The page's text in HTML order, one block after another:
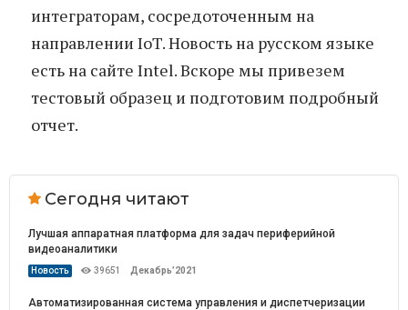
интеграторам, сосредоточенным на
направлении IoT. Новость на русском языке
есть на сайте Intel. Вскоре мы привезем
тестовый образец и подготовим подробный
отчет.
Сегодня читают
Лучшая аппаратная платформа для задач периферийной
видеоаналитики
Новость 39651 Декабрь’2021
Автоматизированная система управления и диспетчеризации